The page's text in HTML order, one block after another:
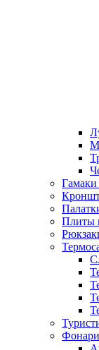
Гамаки
Плиты
Фонари